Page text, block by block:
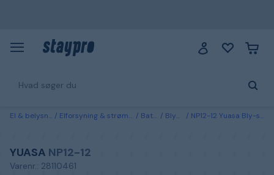
El & belysning Elforsyning & strømfordeling Batterier Blybatterier NP12-12 Yuasa Bly-syre batteri ventilreguleret, 12 V 12 Ah
YUASA NP12-12
Varenr.: 28110461